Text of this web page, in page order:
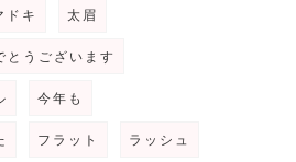
ドキ 太眉
とうございます
今年も
フラット ラッシュ